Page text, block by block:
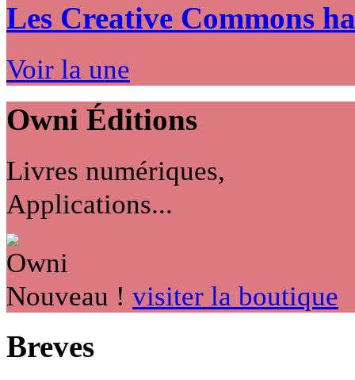
Les Creative Commons
Voir la une
Owni Éditions
Livres numériques,
Applications...
Nouveau ! visiter la boutique
Breves